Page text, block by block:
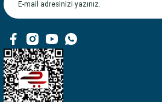
Ürün bilgilerinde hatalar bulunuyor.
Bu ürüne benzer farklı alternatifler olmalı.